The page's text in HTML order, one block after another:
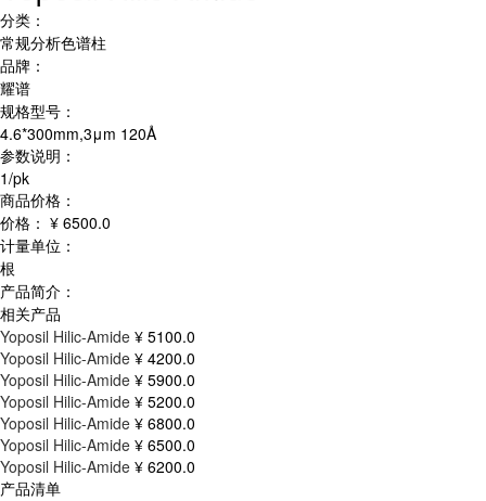
分类：
常规分析色谱柱
品牌：
耀谱
规格型号：
4.6*300mm,3μm 120Å
参数说明：
1/pk
商品价格：
价格： ¥ 6500.0
计量单位：
根
产品简介：
相关产品
Yoposil Hilic-Amide ¥ 5100.0
Yoposil Hilic-Amide ¥ 4200.0
Yoposil Hilic-Amide ¥ 5900.0
Yoposil Hilic-Amide ¥ 5200.0
Yoposil Hilic-Amide ¥ 6800.0
Yoposil Hilic-Amide ¥ 6500.0
Yoposil Hilic-Amide ¥ 6200.0
产品清单